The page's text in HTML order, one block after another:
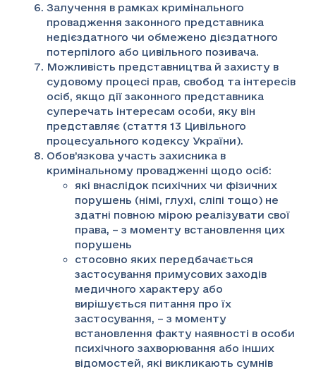
Залучення в рамках кримінального
провадження законного представника
недієздатного чи обмежено дієздатного
потерпілого або цивільного позивача.
Можливість представництва й захисту в
судовому процесі прав, свобод та інтересів
осіб, якщо дії законного представника
суперечать інтересам особи, яку він
представляє (стаття 13 Цивільного
процесуального кодексу України).
Обов’язкова участь захисника в
кримінальному провадженні щодо осіб:
які внаслідок психічних чи фізичних
порушень (німі, глухі, сліпі тощо) не
здатні повною мірою реалізувати свої
права, – з моменту встановлення цих
порушень
стосовно яких передбачається
застосування примусових заходів
медичного характеру або
вирішується питання про їх
застосування, – з моменту
встановлення факту наявності в особи
психічного захворювання або інших
відомостей, які викликають сумнів